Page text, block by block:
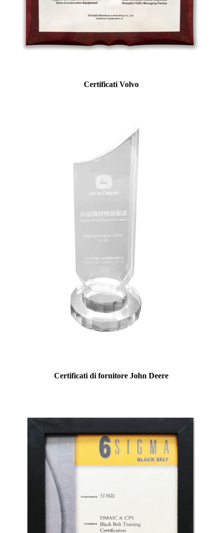
Certificati Volvo
Certificati di fornitore John Deere